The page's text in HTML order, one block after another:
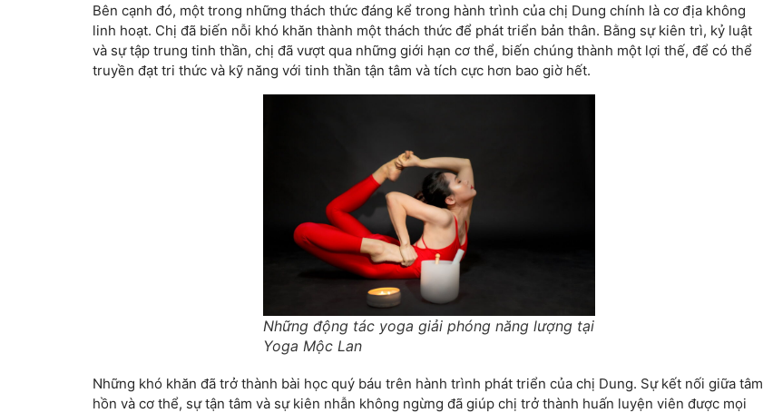
Bên cạnh đó, một trong những thách thức đáng kể trong hành trình của chị Dung chính là cơ địa không
linh hoạt. Chị đã biến nỗi khó khăn thành một thách thức để phát triển bản thân. Bằng sự kiên trì, kỷ luật
và sự tập trung tinh thần, chị đã vượt qua những giới hạn cơ thể, biến chúng thành một lợi thế, để có thể
truyền đạt tri thức và kỹ năng với tinh thần tận tâm và tích cực hơn bao giờ hết.
Những động tác yoga giải phóng năng lượng tại
Yoga Mộc Lan
Những khó khăn đã trở thành bài học quý báu trên hành trình phát triển của chị Dung. Sự kết nối giữa tâm
hồn và cơ thể, sự tận tâm và sự kiên nhẫn không ngừng đã giúp chị trở thành huấn luyện viên được mọi